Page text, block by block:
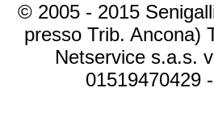
© 2005 - 2015
presso Trib. Ancona)
Netservice s.a.s.
01519470429